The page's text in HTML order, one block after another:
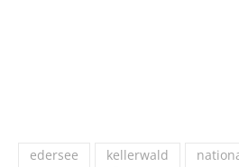
edersee kellerwald